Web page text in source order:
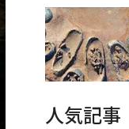
人気記事